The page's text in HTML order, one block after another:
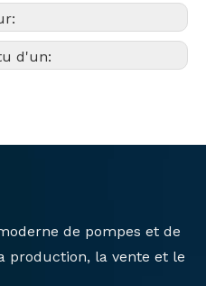
d'un:
de pompes et de
production, la vente et le